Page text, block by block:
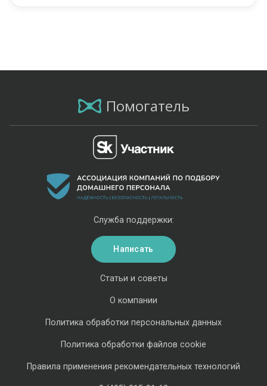
Помогатель
Статьи и советы
О компании
Политика обработки персональных данных
Политика обработки файлов cookie
Правила применения рекомендательных технологий
Служба поддержки:
Написать